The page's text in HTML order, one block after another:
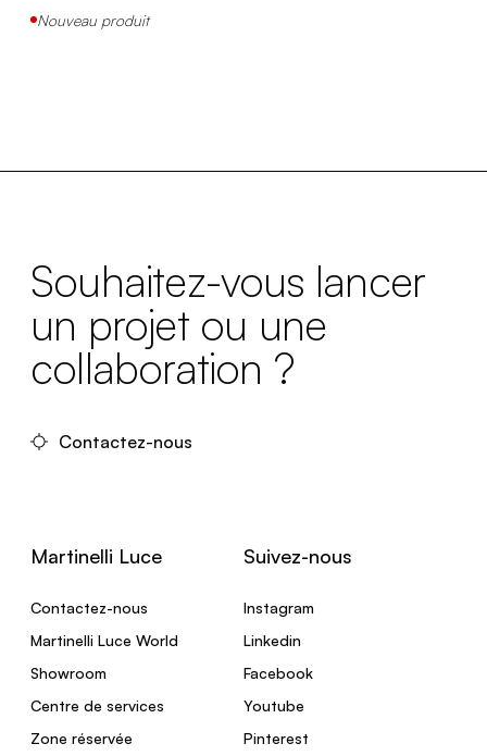
Nouveau produit
Souhaitez-vous lancer
un projet ou une
collaboration ?
Contactez-nous
Martinelli Luce
Contactez-nous
Martinelli Luce World
Showroom
Centre de services
Zone réservée
Suivez-nous
Instagram
Linkedin
Facebook
Youtube
Pinterest